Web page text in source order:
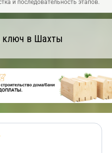
и последовательность этапов.
в Шахты